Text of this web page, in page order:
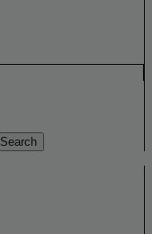
Search